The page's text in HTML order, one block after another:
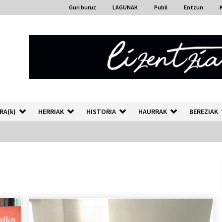
Guri buruz LAGUNAK Publi Entzun
HERRIAK HISTORIA HAURRAK BEREZIAK